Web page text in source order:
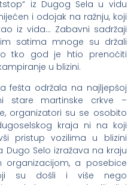
iz Dugog Sela u vidu
i odojak na ražnju, koji
iz vida… Zabavni sadržaji
satima mnoge su držali
tko god je htio prenoćiti
u blizini.
fešta održala na najljepšoj
stare martinske crkve –
organizatori su se osobito
kraja ni na koji
pristup vozilima u blizini
Dugo Selo izražava na kraju
organizacijom, a posebice
su došli i više nego